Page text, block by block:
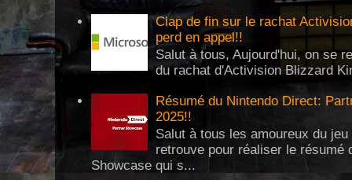
Clap de fin sur le rachat
perd en appel!!
Salut à tous, Aujourd'hui, on se
du rachat d'Activision Blizzard
Résumé du Nintendo Direct:
2025!!
Salut à tous les amoureux du
retrouve pour réaliser le résumé
Showcase qui s...